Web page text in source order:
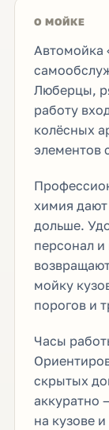
О МОЙКЕ
Автомойка
Люберцы,
работу
колёсных
элементов
химия
дольше.
персонал
мойку
порогов и
Часы
скрытых
аккуратно
на кузове и